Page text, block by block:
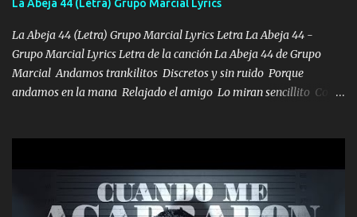
HOMBRE VALIENTE POR ALGO M'URIÓ PELEAND0 SIEMPRE
VIO POR LA FAMILIA PARA QUE SIGA EL LEGADO Es el DOS de
los HERMANOS un cerebro inteligente y com...
La Abeja 44 (Letra) Grupo Marcial Lyrics
La Abeja 44 (Letra) Grupo Marcial Lyrics Letra La Abeja 44 -
Grupo Marcial Lyrics Letra de la canción La Abeja 44 de Grupo
Marcial Andamos trankilitos Discretos y sin ruido Porque
andamos en la mana Relajado el amigo Lo miran sencillito Con
coronamos Se jala los marciales Y sus guitarras ya van sonando
Un gallardo me prendo Para agarrar el vuelo y la mente y
tranquilizando Tomense un buen trago Y así es como empezamos